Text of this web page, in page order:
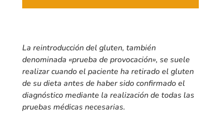
La reintroducción del gluten, también
denominada «prueba de provocación», se suele
realizar cuando el paciente ha retirado el gluten
de su dieta antes de haber sido confirmado el
diagnóstico mediante la realización de todas las
pruebas médicas necesarias.